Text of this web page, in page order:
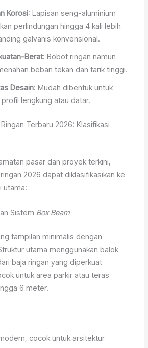
Korosi: Lapisan seng-aluminium
perlindungan hingga 4 kali lebih
galvanis konvensional.
Berat: Bobot ringan namun
beban tekan dan tarik tinggi.
Desain: Mudah dibentuk untuk
lengkung atau datar.
Terbaru 2026: Klasifikasi
pasar dan proyek terkini,
2026 dapat diklasifikasikan ke
utama:
Sistem Box Beam
tampilan minimalis dengan
utama menggunakan balok
baja ringan yang diperkuat
untuk area parkir atau teras
6 meter.
cocok untuk arsitektur